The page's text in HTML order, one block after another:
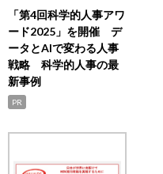
「第4回科学的人事アワ
ード2025」を開催 デ
ータとAIで変わる人事
戦略 科学的人事の最
新事例
PR